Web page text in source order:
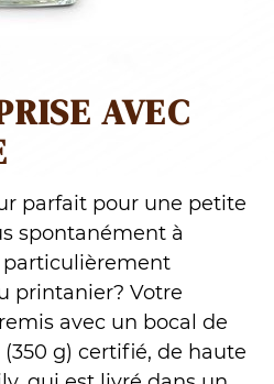
AVEC
parfait pour une petite
spontanément à
particulièrement
printanier? Votre
avec un bocal de
g) certifié, de haute